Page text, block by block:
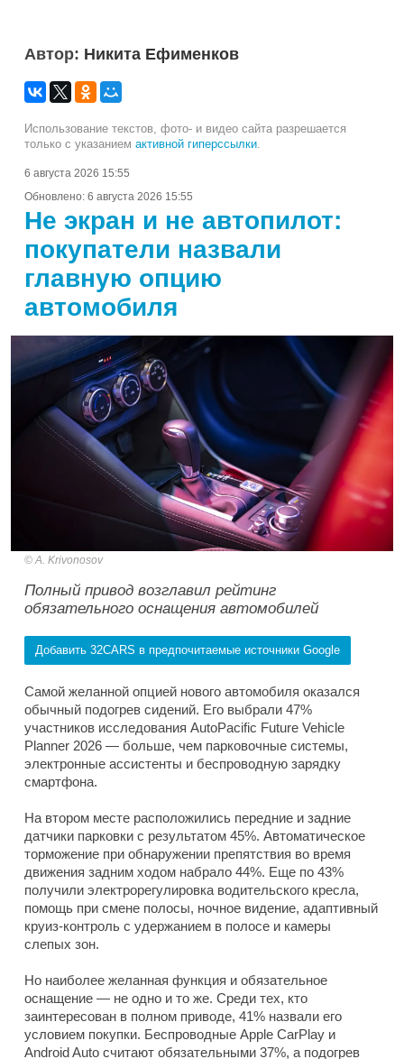
Автор: Никита Ефименков
Использование текстов, фото- и видео сайта разрешается
только с указанием активной гиперссылки.
6 августа 2026 15:55
Обновлено: 6 августа 2026 15:55
Не экран и не автопилот:
покупатели назвали
главную опцию
автомобиля
A. Krivonosov
Полный привод возглавил рейтинг
обязательного оснащения автомобилей
Добавить 32CARS в предпочитаемые источники Google
Самой желанной опцией нового автомобиля оказался
обычный подогрев сидений. Его выбрали 47%
участников исследования AutoPacific Future Vehicle
Planner 2026 — больше, чем парковочные системы,
электронные ассистенты и беспроводную зарядку
смартфона.
На втором месте расположились передние и задние
датчики парковки с результатом 45%. Автоматическое
торможение при обнаружении препятствия во время
движения задним ходом набрало 44%. Еще по 43%
получили электрорегулировка водительского кресла,
помощь при смене полосы, ночное видение, адаптивный
круиз-контроль с удержанием в полосе и камеры
слепых зон.
Но наиболее желанная функция и обязательное
оснащение — не одно и то же. Среди тех, кто
заинтересован в полном приводе, 41% назвали его
условием покупки. Беспроводные Apple CarPlay и
Android Auto считают обязательными 37%, а подогрев